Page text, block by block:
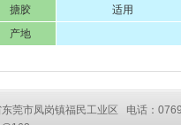
搪胶
适用
产地
东莞市凤岗镇福民工业区 电话：